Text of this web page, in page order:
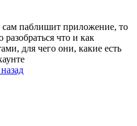
сам паблишит приложение, то
разобраться что и как
для чего они, какие есть